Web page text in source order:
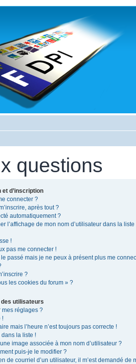
questions
et d’inscription
connecter ?
après tout ?
automatiquement ?
l’affichage de mon nom d’utilisateur dans la liste
!
pas me connecter !
passé mais je ne peux à présent plus me
?
les cookies du forum » ?
utilisateurs
mes réglages ?
!
mais l’heure n’est toujours pas correcte !
dans la liste !
image associée à mon nom d’utilisateur ?
puis-je le modifier ?
de courriel d’un utilisateur, il m’est demandé de